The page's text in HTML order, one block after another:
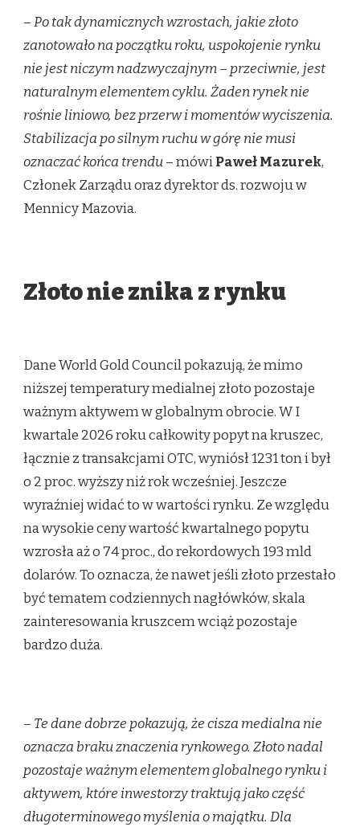
–Po tak dynamicznych wzrostach, jakie złoto
zanotowało na początku roku, uspokojenie rynku
nie jest niczym nadzwyczajnym– przeciwnie, jest
naturalnym elementem cyklu. Żaden rynek nie
rośnie liniowo, bez przerw i momentów wyciszenia.
Stabilizacja po silnym ruchu w górę nie musi
oznaczać końca trendu– mówiPaweł Mazurek,
Członek Zarządu oraz dyrektor ds. rozwoju w
Mennicy Mazovia.
Złoto nie znika z rynku
Dane World Gold Council pokazują, że mimo
niższej temperatury medialnej złoto pozostaje
ważnym aktywem w globalnym obrocie. W I
kwartale 2026 roku całkowity popyt na kruszec,
łącznie z transakcjami OTC, wyniósł 1231 ton i był
o 2 proc. wyższy niż rok wcześniej. Jeszcze
wyraźniej widać to w wartości rynku. Ze względu
na wysokie ceny wartość kwartalnego popytu
wzrosła aż o 74 proc., do rekordowych 193 mld
dolarów. To oznacza, że nawet jeśli złoto przestało
być tematem codziennych nagłówków, skala
zainteresowania kruszcem wciąż pozostaje
bardzo duża.
– Te dane dobrze pokazują, że cisza medialna nie
oznacza braku znaczenia rynkowego. Złoto nadal
pozostaje ważnym elementem globalnego rynku i
aktywem, które inwestorzy traktują jako część
długoterminowego myślenia o majątku. Dla